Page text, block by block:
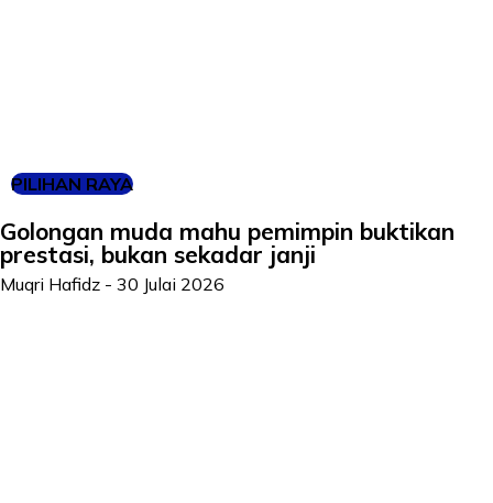
PILIHAN RAYA
Golongan muda mahu pemimpin buktikan
prestasi, bukan sekadar janji
Muqri Hafidz - 30 Julai 2026